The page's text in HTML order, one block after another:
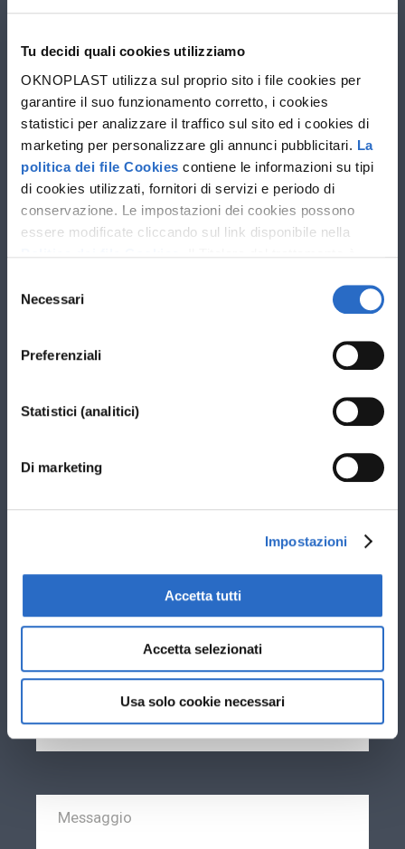
Tu decidi quali cookies utilizziamo
OKNOPLAST utilizza sul proprio sito i file cookies per
garantire il suo funzionamento corretto, i cookies
statistici per analizzare il traffico sul sito ed i cookies di
marketing per personalizzare gli annunci pubblicitari. La
politica dei file Cookies contiene le informazioni su tipi
di cookies utilizzati, fornitori di servizi e periodo di
conservazione. Le impostazioni dei cookies possono
essere modificate cliccando sul link disponibile nella
trattamento dei dati personali e sui diritti che ti spettano
delNecessari
Preferenziali
Statistici (analitici)
Di marketing
Impostazioni
Accetta tutti
Accetta selezionati
Usa solo cookie necessari
Progettista
I campi contrassegnati con * sono obbligatori.
Stai cercando nuovi infissi per: *
Alluminio